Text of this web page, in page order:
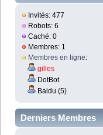
Invités: 477
Robots: 6
Caché: 0
Membres: 1
Membres en ligne:
gilles
DotBot
Baidu (5)
Derniers Membres